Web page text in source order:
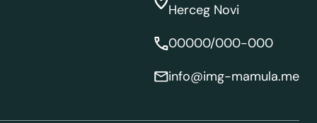
Herceg Novi
00000/000-000
info@img-mamula.me